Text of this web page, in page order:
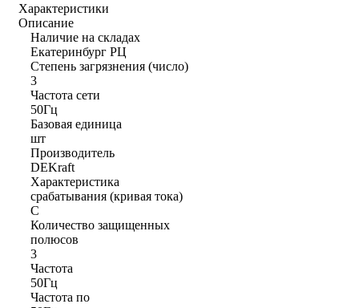
Характеристики
Описание
Наличие на складах
Екатеринбург РЦ
Степень загрязнения (число)
3
Частота сети
50Гц
Базовая единица
шт
Производитель
DEKraft
Характеристика
срабатывания (кривая тока)
C
Количество защищенных
полюсов
3
Частота
50Гц
Частота по